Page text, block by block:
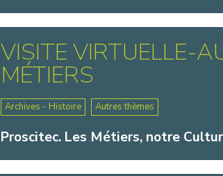
VISITE VIRTUELLE-
MÉTIERS
Proscitec. Les Métiers, notre
Archives - Histoire Autres thèmes